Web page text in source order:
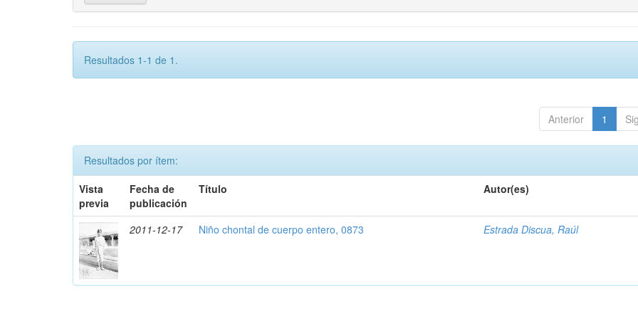
Resultados 1-1 de 1.
Anterior 1
Resultados por ítem:
Vista
previa
Fecha de
publicación
Título Autor(es)
2011-12-17 Niño chontal de cuerpo entero, 0873 Estrada Discua, Raúl